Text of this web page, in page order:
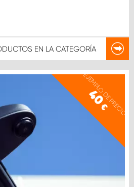
EN LA CATEGORÍA
EJEMPLO DE PRECIO
40
€